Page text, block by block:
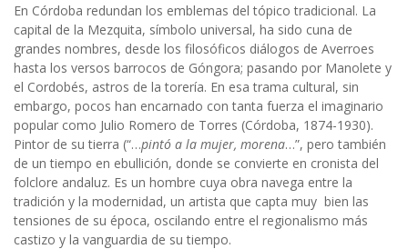
En Córdoba redundan los emblemas del tópico tradicional. La
capital de la Mezquita, símbolo universal, ha sido cuna de
grandes nombres, desde los filosóficos diálogos de Averroes
hasta los versos barrocos de Góngora; pasando por Manolete y
el Cordobés, astros de la torería. En esa trama cultural, sin
embargo, pocos han encarnado con tanta fuerza el imaginario
popular como Julio Romero de Torres (Córdoba, 1874-1930).
Pintor de su tierra (“…pintó a la mujer, morena…”, pero también
de un tiempo en ebullición, donde se convierte en cronista del
folclore andaluz. Es un hombre cuya obra navega entre la
tradición y la modernidad, un artista que capta muy bien las
tensiones de su época, oscilando entre el regionalismo más
castizo y la vanguardia de su tiempo.